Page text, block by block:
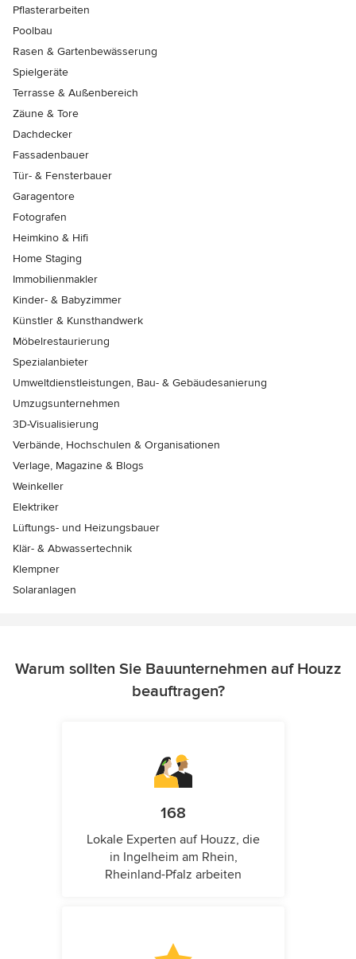
Pflasterarbeiten
Poolbau
Rasen & Gartenbewässerung
Spielgeräte
Terrasse & Außenbereich
Zäune & Tore
Dachdecker
Fassadenbauer
Tür- & Fensterbauer
Garagentore
Fotografen
Heimkino & Hifi
Home Staging
Immobilienmakler
Kinder- & Babyzimmer
Künstler & Kunsthandwerk
Möbelrestaurierung
Spezialanbieter
Umweltdienstleistungen, Bau- & Gebäudesanierung
Umzugsunternehmen
3D-Visualisierung
Verbände, Hochschulen & Organisationen
Verlage, Magazine & Blogs
Weinkeller
Elektriker
Lüftungs- und Heizungsbauer
Klär- & Abwassertechnik
Klempner
Solaranlagen
Warum sollten Sie Bauunternehmen auf Houzz
beauftragen?
168
Lokale Experten auf Houzz, die
in Ingelheim am Rhein,
Rheinland-Pfalz arbeiten